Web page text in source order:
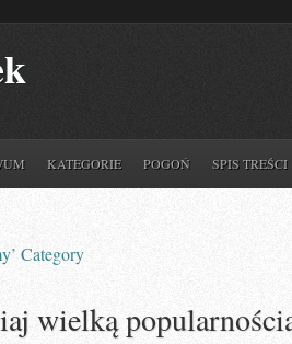
KATEGORIE POGOŃ SPIS TREŚCI
Category
wielką